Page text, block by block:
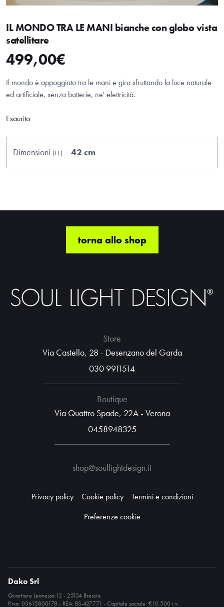
SHOP
IL MONDO TRA LE MANI bianche con globo vista
satellitare
499,00€
Il mondo è appoggiato tra le mani e gira sfruttando la luce naturale
ed artificiale, senza batterie, ne' elettricità.
Esaurito
Dimensioni (H.) 42 cm
torna allo shop
Store
Via Castello, 28 - Desenzano del Garda
030 9911514
Boutique
Via Quattro Spade, 22A - Verona
0458948325
shop@soullightdesign.it
Privacy policy Cookie policy
Termini e condizioni
Preferenze cookie
Dako Srl
Quartiere Leonessa 12 - 25124 Brescia
P.iva: 03615800178 - REA: BS-427771 - Capitale sociale: €10.500 i.v.